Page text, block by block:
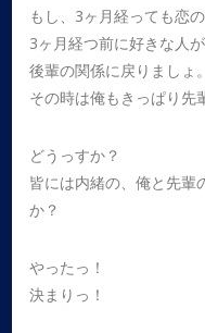
もし、3ヶ月経っても恋
3ヶ月経つ前に好きな人
後輩の関係に戻りましょ。
その時は俺もきっぱり先
どうっすか？
皆には内緒の、俺と先
か？
やったっ！
決まりっ！